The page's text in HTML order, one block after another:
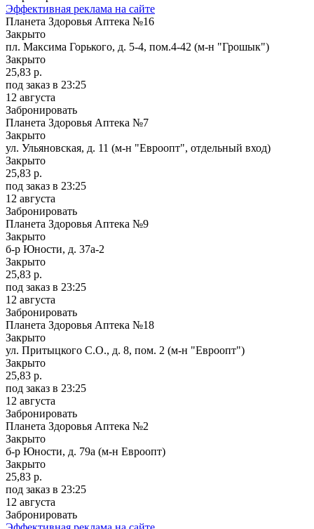
Эффективная реклама на сайте
Планета Здоровья Аптека №16
Закрыто
пл. Максима Горького, д. 5-4, пом.4-42​ (м-н "Грошык")
Закрыто
25,83 р.
под заказ в 23:25
12 августа
Забронировать
Планета Здоровья Аптека №7
Закрыто
ул. Ульяновская, д. 11 (м-н "Евроопт", отдельный вход)
Закрыто
25,83 р.
под заказ в 23:25
12 августа
Забронировать
Планета Здоровья Аптека №9
Закрыто
б-р Юности, д. 37а-2
Закрыто
25,83 р.
под заказ в 23:25
12 августа
Забронировать
Планета Здоровья Аптека №18
Закрыто
ул. Притыцкого С.О., д. 8, пом. 2 (м-н "Евроопт")
Закрыто
25,83 р.
под заказ в 23:25
12 августа
Забронировать
Планета Здоровья Аптека №2
Закрыто
б-р Юности, д. 79а (м-н Евроопт)
Закрыто
25,83 р.
под заказ в 23:25
12 августа
Забронировать